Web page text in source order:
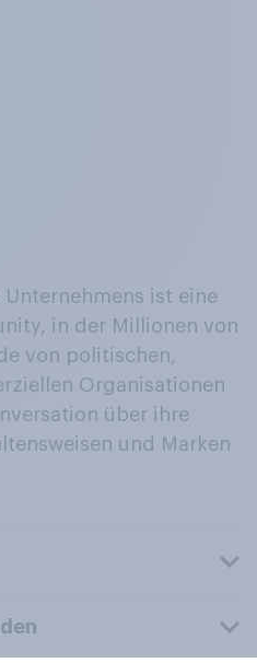
Unternehmens ist eine
in der Millionen von
von politischen,
Organisationen
über ihre
und Marken